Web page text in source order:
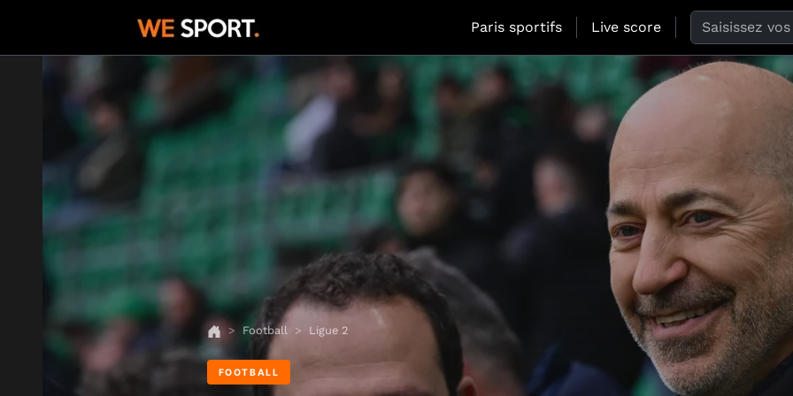
Paris sportifs Live score Search the
Football Ligue 2
FOOTBALL